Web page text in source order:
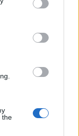
the
Akár